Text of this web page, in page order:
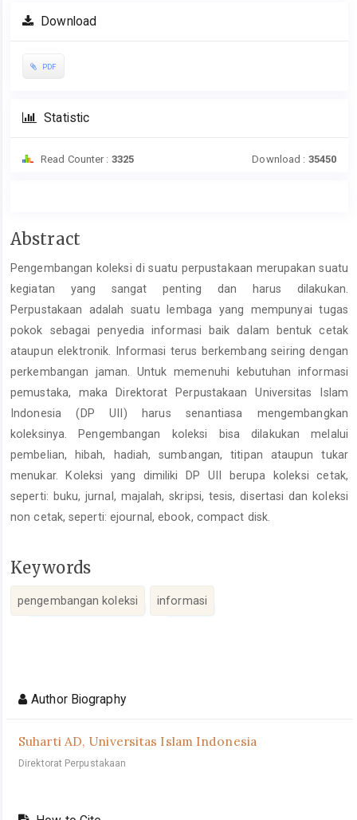
Download
PDF
Statistic
Read Counter : 3325 Download : 35450
Main
Content
Abstract
Pengembangan koleksi di suatu perpustakaan merupakan suatu
kegiatan yang sangat penting dan harus dilakukan.
Perpustakaan adalah suatu lembaga yang mempunyai tugas
pokok sebagai penyedia informasi baik dalam bentuk cetak
ataupun elektronik. Informasi terus berkembang seiring dengan
perkembangan jaman. Untuk memenuhi kebutuhan informasi
pemustaka, maka Direktorat Perpustakaan Universitas Islam
Indonesia (DP UII) harus senantiasa mengembangkan
koleksinya. Pengembangan koleksi bisa dilakukan melalui
pembelian, hibah, hadiah, sumbangan, titipan ataupun tukar
menukar. Koleksi yang dimiliki DP UII berupa koleksi cetak,
seperti: buku, jurnal, majalah, skripsi, tesis, disertasi dan koleksi
non cetak, seperti: ejournal, ebook, compact disk.
Keywords
pengembangan koleksi informasi
Details
Author Biography
Suharti AD, Universitas Islam Indonesia
Direktorat Perpustakaan